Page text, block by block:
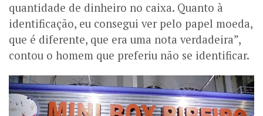
quantidade de dinheiro no caixa. Quanto à
identificação, eu consegui ver pelo papel moeda,
que é diferente, que era uma nota verdadeira”,
contou o homem que preferiu não se identificar.